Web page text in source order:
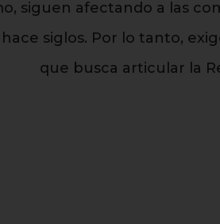
siguen afectando a las
siglos. Por lo tanto,
que busca articular la